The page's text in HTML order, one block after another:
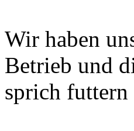
Wir haben
Betrieb und
sprich